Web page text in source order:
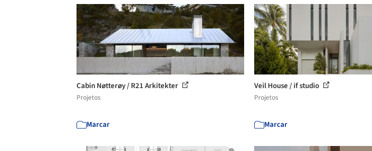
Cabin Nøtterøy / R21 Arkitekter
Projetos
Marcar
Veil House / if studio
Projetos
Marcar